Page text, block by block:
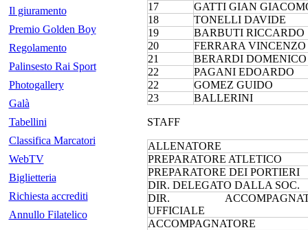
Il giuramento
Premio Golden Boy
Regolamento
Palinsesto Rai Sport
Photogallery
Galà
Tabellini
Classifica Marcatori
WebTV
Biglietteria
Richiesta accrediti
Annullo Filatelico
17
GATTI GIAN
18
TONELLI DAVIDE
19
BARBUTI RICCARDO
20
FERRARA VINCENZO
21
BERARDI DOMENICO
22
PAGANI EDOARDO
22
GOMEZ GUIDO
23
BALLERINI
STAFF
ALLENATORE
PREPARATORE ATLETICO
PREPARATORE DEI PORTIERI
DIR. DELEGATO DALLA SOC.
DIR.
UFFICIALE
ACCOMPAGNATORE